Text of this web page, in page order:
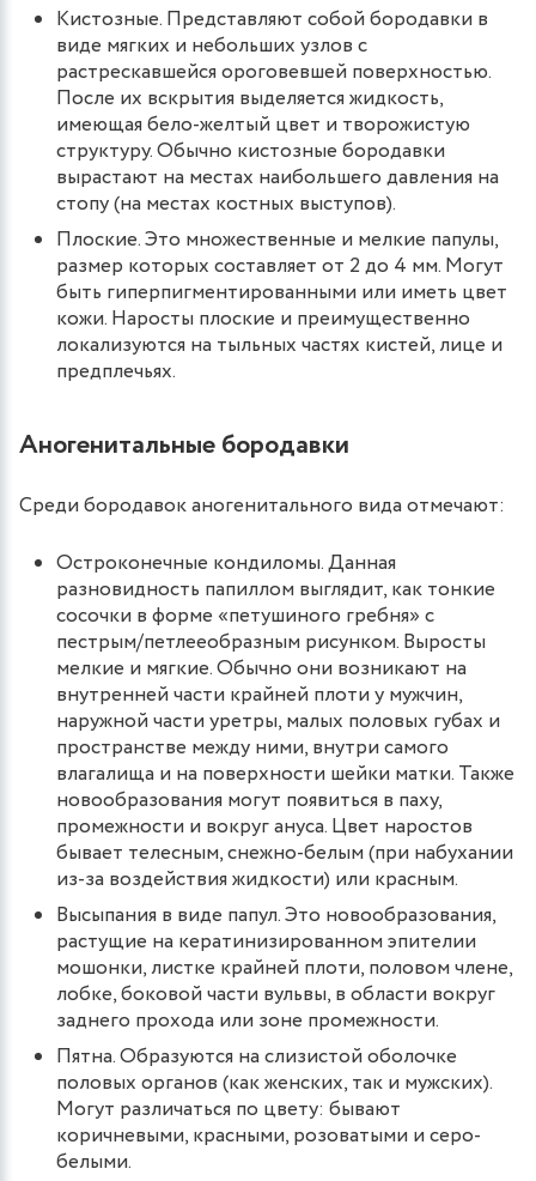
Кистозные. Представляют собой бородавки в
виде мягких и небольших узлов с
растрескавшейся ороговевшей поверхностью.
После их вскрытия выделяется жидкость,
имеющая бело-желтый цвет и творожистую
структуру. Обычно кистозные бородавки
вырастают на местах наибольшего давления на
стопу (на местах костных выступов).
Плоские. Это множественные и мелкие папулы,
размер которых составляет от 2 до 4 мм. Могут
быть гиперпигментированными или иметь цвет
кожи. Наросты плоские и преимущественно
локализуются на тыльных частях кистей, лице и
предплечьях.
Аногенитальные бородавки
Среди бородавок аногенитального вида отмечают:
Остроконечные кондиломы. Данная
разновидность папиллом выглядит, как тонкие
сосочки в форме «петушиного гребня» с
пестрым/петлееобразным рисунком. Выросты
мелкие и мягкие. Обычно они возникают на
внутренней части крайней плоти у мужчин,
наружной части уретры, малых половых губах и
пространстве между ними, внутри самого
влагалища и на поверхности шейки матки. Также
новообразования могут появиться в паху,
промежности и вокруг ануса. Цвет наростов
бывает телесным, снежно-белым (при набухании
из-за воздействия жидкости) или красным.
Высыпания в виде папул. Это новообразования,
растущие на кератинизированном эпителии
мошонки, листке крайней плоти, половом члене,
лобке, боковой части вульвы, в области вокруг
заднего прохода или зоне промежности.
Пятна. Образуются на слизистой оболочке
половых органов (как женских, так и мужских).
Могут различаться по цвету: бывают
коричневыми, красными, розоватыми и серо-
белыми.